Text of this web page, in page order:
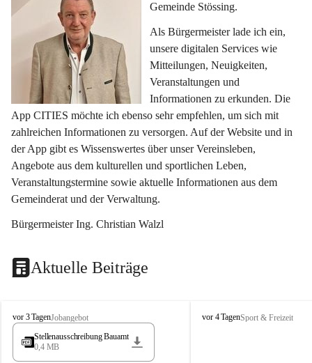
Gemeinde Stössing.
Als Bürgermeister lade ich ein,
unsere digitalen Services wie
Mitteilungen, Neuigkeiten,
Veranstaltungen und
Informationen zu erkunden. Die
App CITIES möchte ich ebenso sehr empfehlen, um sich mit
zahlreichen Informationen zu versorgen. Auf der Website und in
der App gibt es Wissenswertes über unser Vereinsleben,
Angebote aus dem kulturellen und sportlichen Leben,
Veranstaltungstermine sowie aktuelle Informationen aus dem
Gemeinderat und der Verwaltung.
Bürgermeister Ing. Christian Walzl
Aktuelle Beiträge
S
t
s
vor 3 TagenJobangebot
Stellenausschreibung Bauamt
0,4 MB
S
vor 4 TagenSport & Freizeit